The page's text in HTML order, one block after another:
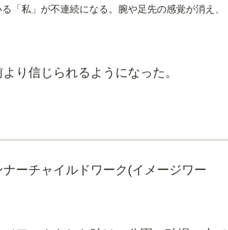
「私」が不連続になる。腕や足先の感覚が消え、
り信じられるようになった。
ーチャイルドワーク(イメージワー